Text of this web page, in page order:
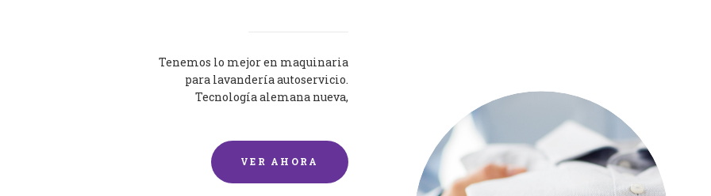
Tenemos lo mejor en maquinaria
para lavandería autoservicio.
Tecnología alemana nueva,
VER AHORA